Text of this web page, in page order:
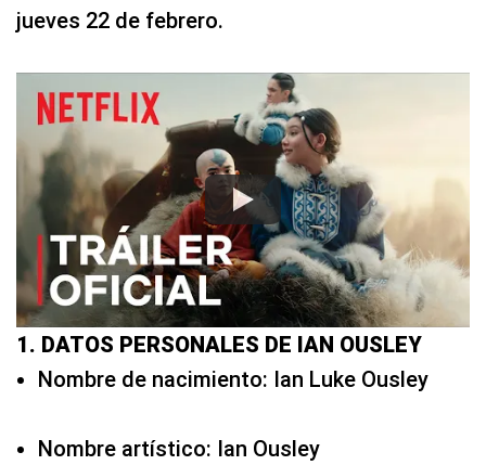
jueves 22 de febrero.
1. DATOS PERSONALES DE IAN OUSLEY
Nombre de nacimiento: Ian Luke Ousley
Nombre artístico: Ian Ousley